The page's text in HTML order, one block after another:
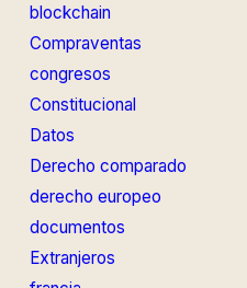
blockchain
Compraventas
congresos
Constitucional
Datos
Derecho comparado
derecho europeo
documentos
Extranjeros